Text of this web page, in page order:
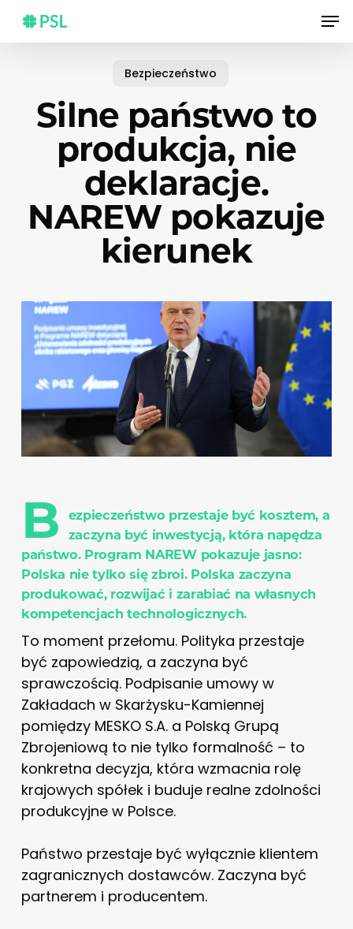
main
Bezpieczeństwo
Silne państwo to
produkcja, nie
deklaracje.
NAREW pokazuje
kierunek
B
ezpieczeństwo przestaje być kosztem, a
zaczyna być inwestycją, która napędza
państwo. Program NAREW pokazuje jasno:
Polska nie tylko się zbroi. Polska zaczyna
produkować, rozwijać i zarabiać na własnych
kompetencjach technologicznych.
To moment przełomu. Polityka przestaje
być zapowiedzią, a zaczyna być
sprawczością. Podpisanie umowy w
Zakładach w Skarżysku-Kamiennej
pomiędzy MESKO S.A. a Polską Grupą
Zbrojeniową to nie tylko formalność – to
konkretna decyzja, która wzmacnia rolę
krajowych spółek i buduje realne zdolności
produkcyjne w Polsce.
Państwo przestaje być wyłącznie klientem
zagranicznych dostawców. Zaczyna być
partnerem i producentem.